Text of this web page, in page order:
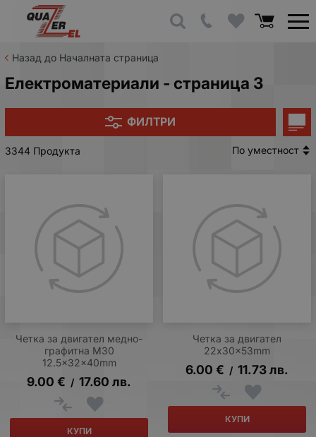
Назад до Началната страница
Електроматериали - страница 3
ФИЛТРИ
3344 Продукта По уместност
Четка за двигател медно-
графитна M30
12.5x32x40mm
9.00 € / 17.60 лв.
КУПИ
Четка за двигател
22x30x53mm
6.00 € / 11.73лв.
КУПИ